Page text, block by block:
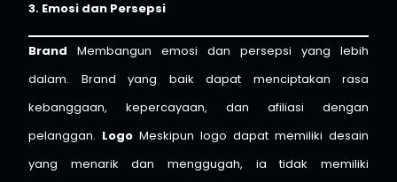
3. Emosi dan Persepsi
Brand Membangun emosi dan persepsi yang lebih
dalam. Brand yang baik dapat menciptakan rasa
kebanggaan, kepercayaan, dan afiliasi dengan
pelanggan. Logo Meskipun logo dapat memiliki desain
yang menarik dan menggugah, ia tidak memiliki